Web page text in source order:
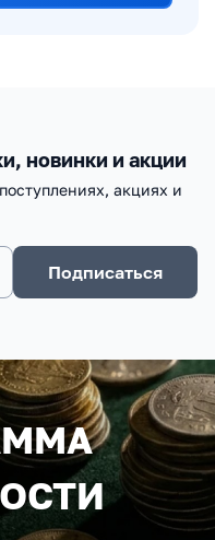
новинки и акции
акциях и
Подписаться